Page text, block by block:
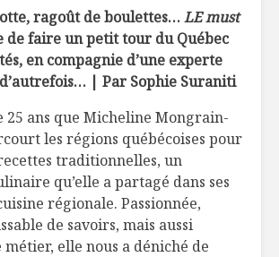
ragoût de boulettes…LE must
de faire un petit tour du Québec
en compagnie d’une experte
| Par Sophie Suraniti
25 ans que Micheline Mongrain-
les régions québécoises pour
traditionnelles, un
qu’elle a partagé dans ses
régionale. Passionnée,
de savoirs, mais aussi
elle nous a déniché de
meilleures
microbrasseries au
Québec à
découvrir !
pour les
Belles
d’ici